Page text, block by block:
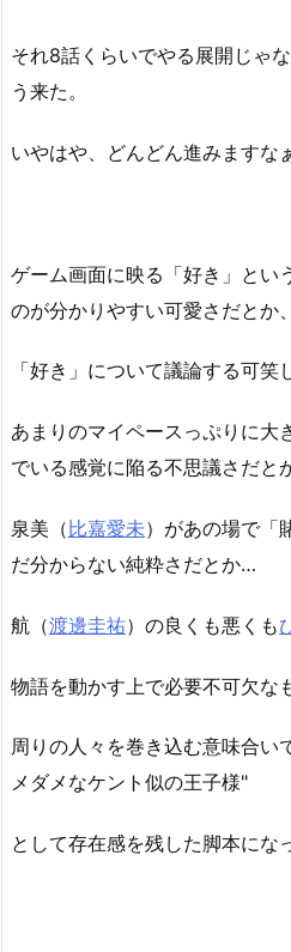
それ8話くらいでやる展開じゃ
う来た。
いやはや、どんどん進みますな
ゲーム画面に映る「好き」とい
のが分かりやすい可愛さだとか、
「好き」について議論する可笑
あまりのマイペースっぷりに大
でいる感覚に陥る不思議さだと
泉美（ 比嘉愛未）があの場で「
だ分からない純粋さだとか…
航（渡邊圭祐）の良くも悪くも
物語を動かす上で必要不可欠な
周りの人々を巻き込む意味合い
メダメなケント似の王子様"
として存在感を残した脚本にな